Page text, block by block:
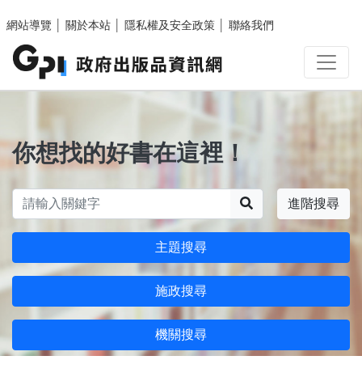
網站導覽
關於本站 隱私權及安全政策 聯絡我們
你想找的好書在這裡！
進階搜尋
主題搜尋
施政搜尋
機關搜尋